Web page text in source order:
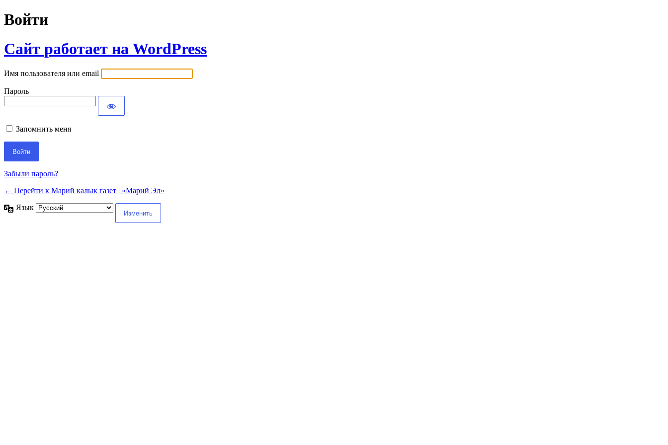
Войти
Сайт работает на WordPress
Имя пользователя или email
Пароль
Запомнить меня
Забыли пароль?
← Перейти к Марий калык газет | «Марий Эл»
Язык